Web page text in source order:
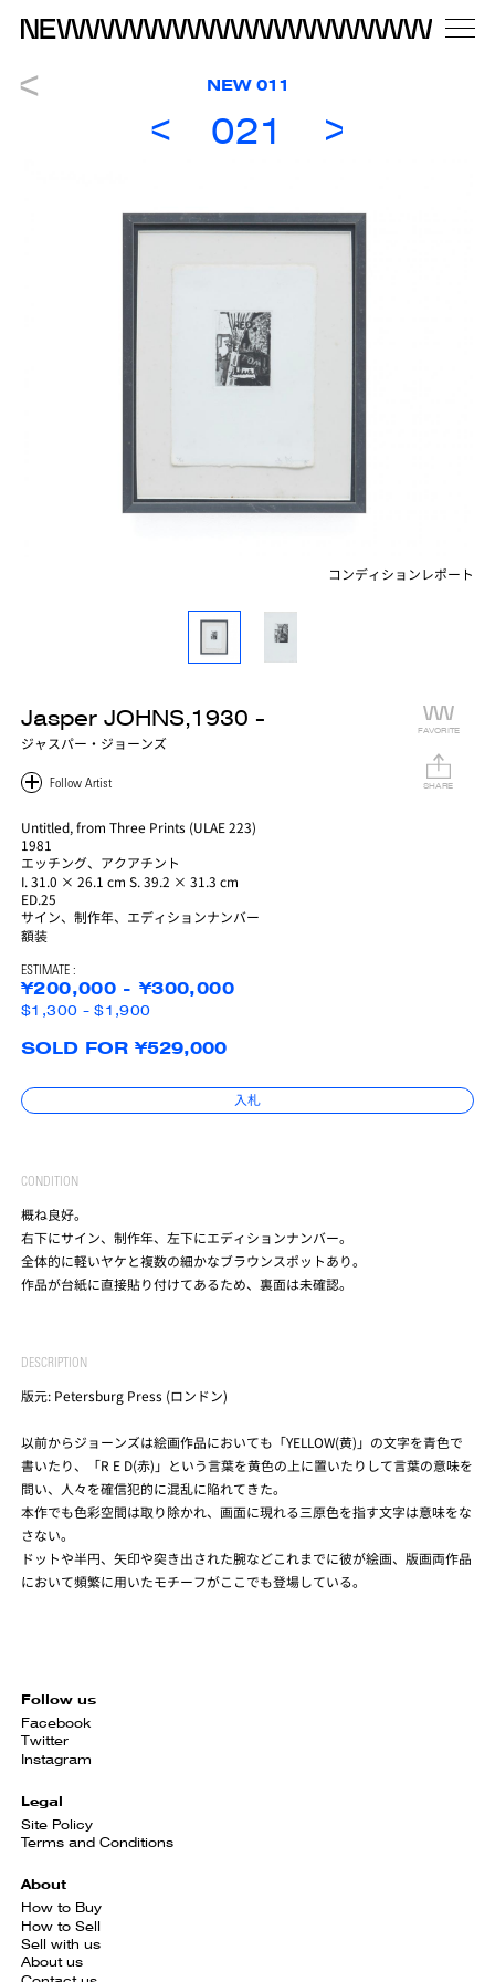
NEW 011
021
コンディションレポート
Jasper JOHNS,1930 -
ジャスパー・ジョーンズ
Untitled, from Three Prints (ULAE 223)
1981
エッチング、アクアチント
I. 31.0 × 26.1 cm S. 39.2 × 31.3 cm
ED.25
サイン、制作年、エディションナンバー
額装
FAVORITE
SHARE
ESTIMATE :
¥200,000 - ¥300,000
$1,300 - $1,900
SOLD FOR ¥529,000
入札
CONDITION
概ね良好。
右下にサイン、制作年、左下にエディションナンバー。
全体的に軽いヤケと複数の細かなブラウンスポットあり。
作品が台紙に直接貼り付けてあるため、裏面は未確認。
DESCRIPTION
版元: Petersburg Press (ロンドン)
以前からジョーンズは絵画作品においても「YELLOW(黄)」の文字を青色で
書いたり、「R E D(赤)」という言葉を黄色の上に置いたりして言葉の意味を
問い、人々を確信犯的に混乱に陥れてきた。
本作でも色彩空間は取り除かれ、画面に現れる三原色を指す文字は意味をな
さない。
ドットや半円、矢印や突き出された腕などこれまでに彼が絵画、版画両作品
において頻繁に用いたモチーフがここでも登場している。
Follow us
Facebook
Twitter
Instagram
Legal
Site Policy
Terms and Conditions
About
How to Buy
How to Sell
Sell with us
About us